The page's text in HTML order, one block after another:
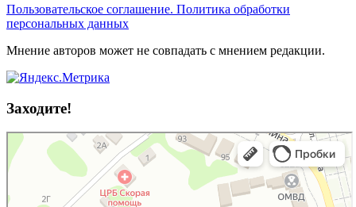
Пользовательское соглашение. Политика обработки
персональных данных
Мнение авторов может не совпадать с мнением редакции.
Заходите!